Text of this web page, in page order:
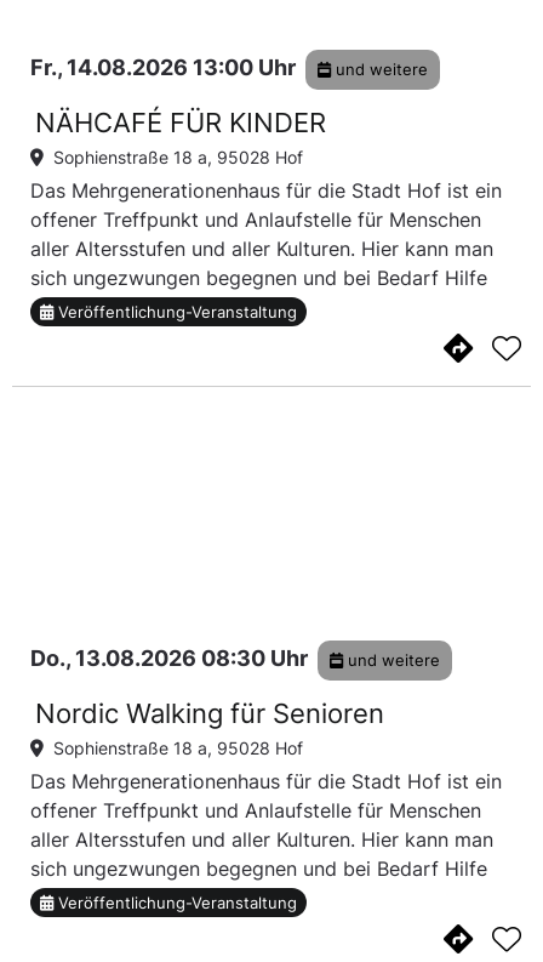
Fr., 14.08.2026 13:00 Uhr und weitere
NÄHCAFÉ FÜR KINDER
Sophienstraße 18 a, 95028 Hof
Das Mehrgenerationenhaus für die Stadt Hof ist ein
offener Treffpunkt und Anlaufstelle für Menschen
aller Altersstufen und aller Kulturen. Hier kann man
sich ungezwungen begegnen und bei Bedarf Hilfe
und Unterstützung erfahren. Das Nähcafé für
Veröffentlichung-Veranstaltung
Do., 13.08.2026 08:30 Uhr und weitere
Nordic Walking für Senioren
Sophienstraße 18 a, 95028 Hof
Das Mehrgenerationenhaus für die Stadt Hof ist ein
offener Treffpunkt und Anlaufstelle für Menschen
aller Altersstufen und aller Kulturen. Hier kann man
sich ungezwungen begegnen und bei Bedarf Hilfe
und Unterstützung erfahren. Nordic Walking für
Veröffentlichung-Veranstaltung